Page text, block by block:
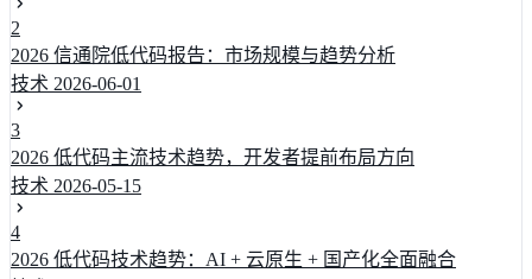
2
2026 信通院低代码报告：市场规模与趋势分析
技术 2026-06-01
3
2026 低代码主流技术趋势，开发者提前布局方向
技术 2026-05-15
4
2026 低代码技术趋势：AI + 云原生 + 国产化全面融合